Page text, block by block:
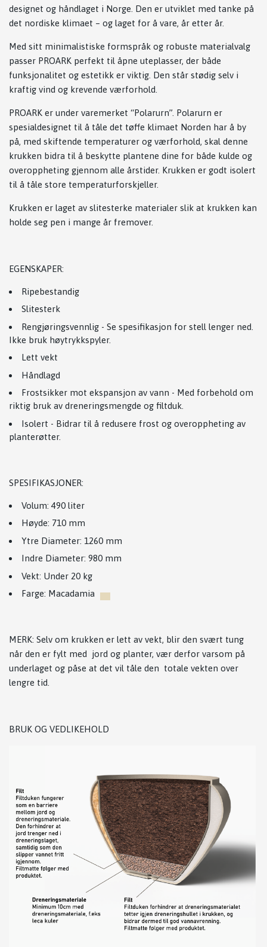
designet og håndlaget i Norge. Den er utviklet med tanke på
det nordiske klimaet – og laget for å vare, år etter år.
Med sitt minimalistiske formspråk og robuste materialvalg
passer PROARK perfekt til åpne uteplasser, der både
funksjonalitet og estetikk er viktig. Den står stødig selv i
kraftig vind og krevende værforhold.
PROARK er under varemerket “Polarurn”. Polarurn er
spesialdesignet til å tåle det tøffe klimaet Norden har å by
på, med skiftende temperaturer og værforhold, skal denne
krukken bidra til å beskytte plantene dine for både kulde og
overoppheting gjennom alle årstider. Krukken er godt isolert
til å tåle store temperaturforskjeller.
Krukken er laget av slitesterke materialer slik at krukken kan
holde seg pen i mange år fremover.
EGENSKAPER:
Ripebestandig
Slitesterk
Rengjøringsvennlig - Se spesifikasjon for stell lenger ned.
Ikke bruk høytrykkspyler.
Lett vekt
Håndlagd
Frostsikker mot ekspansjon av vann - Med forbehold om
riktig bruk av dreneringsmengde og filtduk.
Isolert - Bidrar til å redusere frost og overoppheting av
planterøtter.
SPESIFIKASJONER:
Volum: 490 liter
Høyde: 710 mm
Ytre Diameter: 1260 mm
Indre Diameter: 980 mm
Vekt: Under 20 kg
Farge: Macadamia
MERK: Selv om krukken er lett av vekt, blir den svært tung
når den er fylt med jord og planter, vær derfor varsom på
underlaget og påse at det vil tåle den totale vekten over
lengre tid.
BRUK OG VEDLIKEHOLD